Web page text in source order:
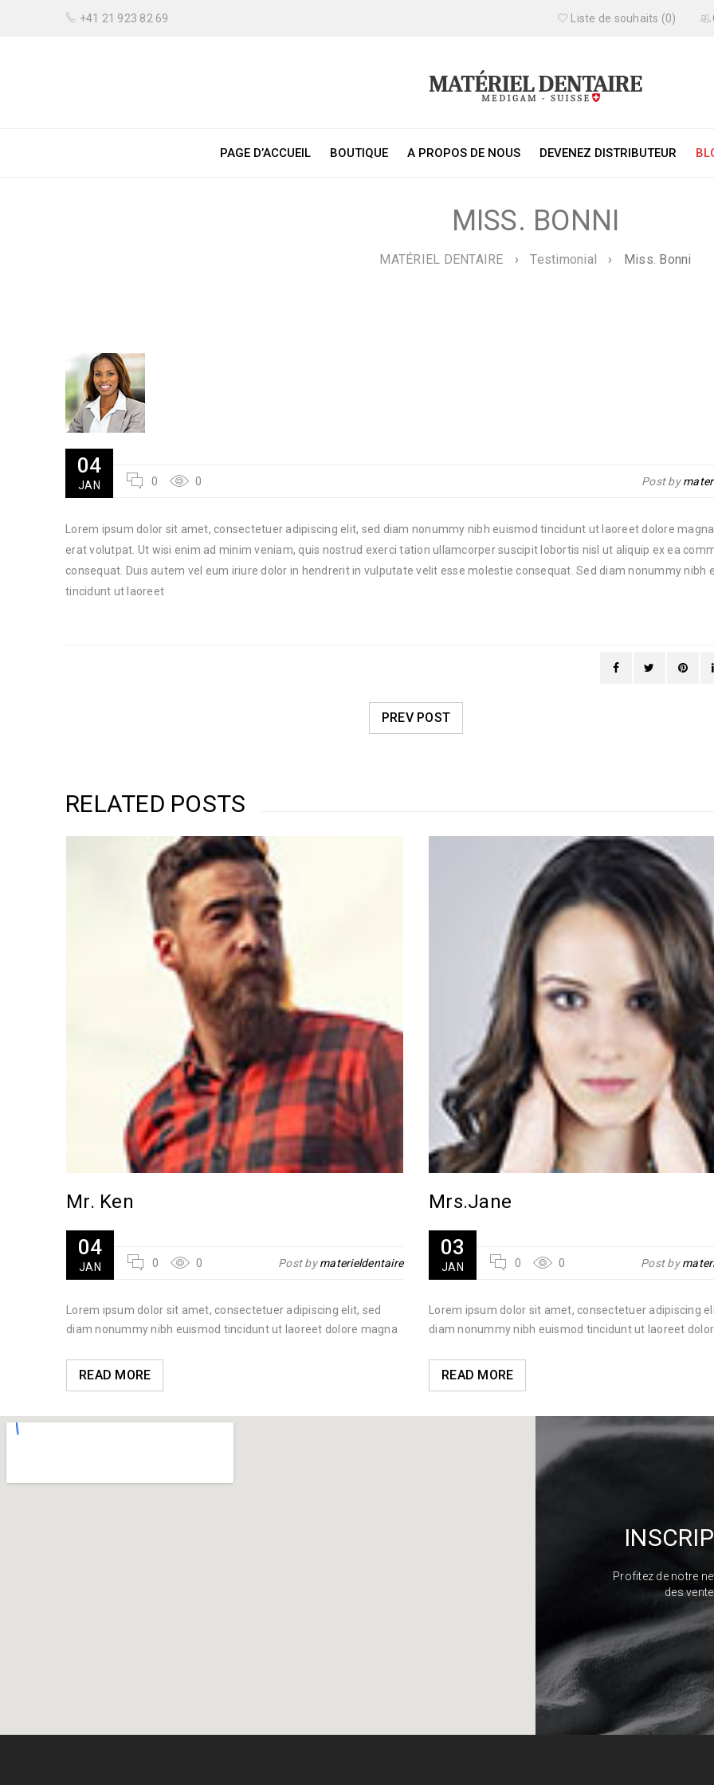
+41 21 923 82 69 Liste de souhaits (0)
PAGE D’ACCUEIL BOUTIQUE A PROPOS DE NOUS DEVENEZ DISTRIBUTEUR
MISS. BONNI
MATÉRIEL DENTAIRE › Testimonial › Miss. Bonni
04
JAN 0 0 Post by
Lorem ipsum dolor sit amet, consectetuer adipiscing elit, sed diam nonummy nibh euismod tincidunt ut laoreet dolore
erat volutpat. Ut wisi enim ad minim veniam, quis nostrud exerci tation ullamcorper suscipit lobortis nisl ut aliquip ex ea
consequat. Duis autem vel eum iriure dolor in hendrerit in vulputate velit esse molestie consequat. Sed diam nonummy nibh
tincidunt ut laoreet
PREV POST
RELATED POSTS
Mr. Ken
04
JAN 0 0 Post bymaterieldentaire
Lorem ipsum dolor sit amet, consectetuer adipiscing elit, sed
diam nonummy nibh euismod tincidunt ut laoreet dolore magna
READ MORE
Mrs.Jane
03
JAN 0 0 Post by
Lorem ipsum dolor sit amet, consectetuer adipiscing
diam nonummy nibh euismod tincidunt ut laoreet
READ MORE
Profitez de notre
des